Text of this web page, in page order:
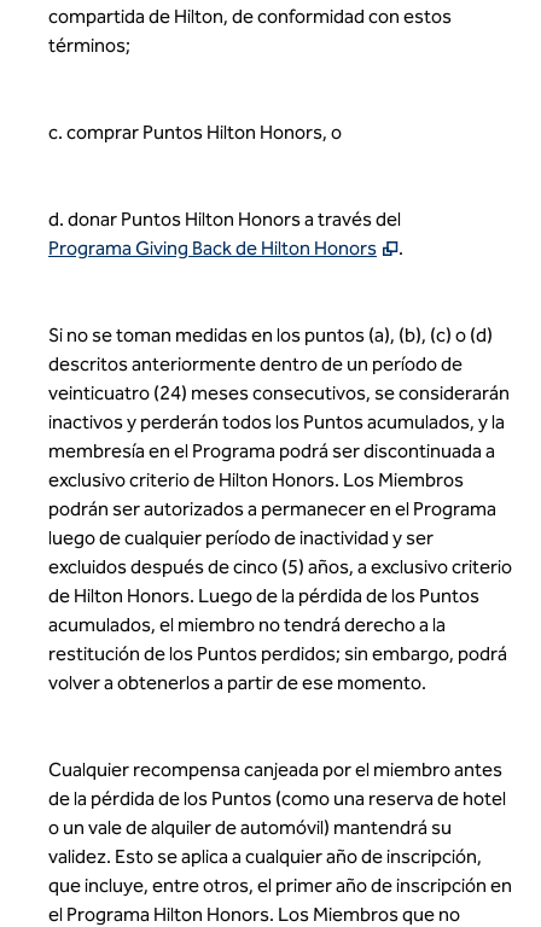
compartida de Hilton, de conformidad con estos
términos;
c. comprar Puntos Hilton Honors, o
d. donar Puntos Hilton Honors a través del
Programa Giving Back de Hilton Honors
,.
Si no se toman medidas en los puntos (a), (b), (c) o (d)
descritos anteriormente dentro de un período de
veinticuatro (24) meses consecutivos, se considerarán
inactivos y perderán todos los Puntos acumulados, y la
membresía en el Programa podrá ser discontinuada a
exclusivo criterio de Hilton Honors. Los Miembros
podrán ser autorizados a permanecer en el Programa
luego de cualquier período de inactividad y ser
excluidos después de cinco (5) años, a exclusivo criterio
de Hilton Honors. Luego de la pérdida de los Puntos
acumulados, el miembro no tendrá derecho a la
restitución de los Puntos perdidos; sin embargo, podrá
volver a obtenerlos a partir de ese momento.
Cualquier recompensa canjeada por el miembro antes
de la pérdida de los Puntos (como una reserva de hotel
o un vale de alquiler de automóvil) mantendrá su
validez. Esto se aplica a cualquier año de inscripción,
que incluye, entre otros, el primer año de inscripción en
el Programa Hilton Honors. Los Miembros que no